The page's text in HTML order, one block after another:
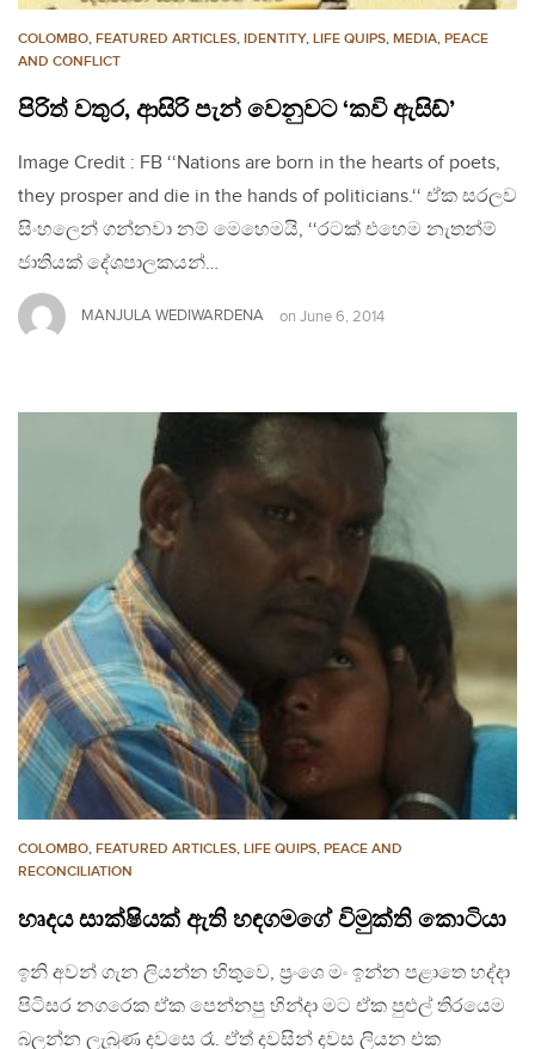
COLOMBO, FEATURED ARTICLES, IDENTITY, LIFE QUIPS, MEDIA, PEACE
AND CONFLICT
පිරිත් වතුර, ආසිරි පැන් වෙනුවට ‘කවි ඇසිඩ්’
Image Credit : FB ‘‘Nations are born in the hearts of poets,
they prosper and die in the hands of politicians.‘‘ ඒක සරලව
සිංහලෙන් ගන්නවා නම් මෙහෙමයි, ‘‘රටක් එහෙම නැතන්ම්
ජාතියක් දේශපාලකයන්…
MANJULA WEDIWARDENA on June 6, 2014
COLOMBO, FEATURED ARTICLES, LIFE QUIPS, PEACE AND
RECONCILIATION
හෘදය සාක්ෂියක් ඇති හඳගමගේ විමුක්ති කොටියා
ඉනි අවන් ගැන ලියන්න හිතුවෙ, ප්‍රංශෙ මං ඉන්න පළාතෙ හද්දා
පිටිසර නගරෙක ඒක පෙන්නපු හින්දා මට ඒක පුළුල් තිරයෙම
බලන්න ලැබුණ දවසෙ රෑ. ඒත් දවසින් දවස ලියන එක